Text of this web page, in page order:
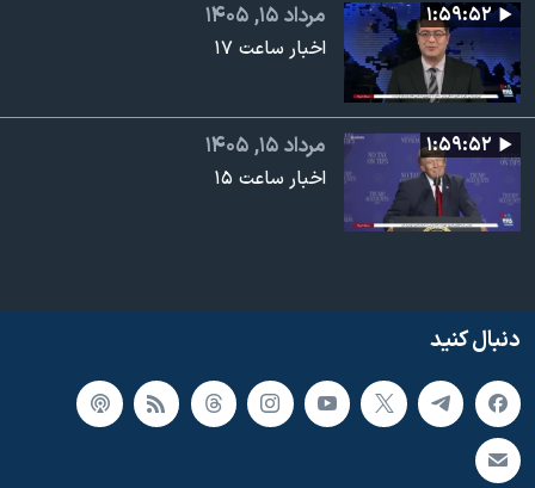
۱:۵۹:۵۲ مرداد ۱۵, ۱۴۰۵
اخبار ساعت ۱۷
۱:۵۹:۵۲ مرداد ۱۵, ۱۴۰۵
اخبار ساعت ۱۵
دنبال کنید